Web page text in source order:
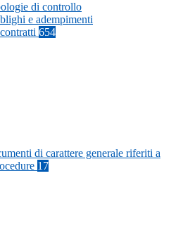
di controllo
e adempimenti
654
di carattere generale riferiti a
17